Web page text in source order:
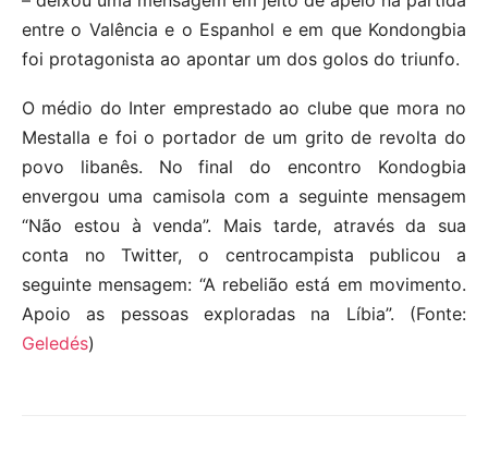
entre o Valência e o Espanhol e em que Kondongbia
foi protagonista ao apontar um dos golos do triunfo.
O médio do Inter emprestado ao clube que mora no
Mestalla e foi o portador de um grito de revolta do
povo libanês. No final do encontro Kondogbia
envergou uma camisola com a seguinte mensagem
“Não estou à venda”. Mais tarde, através da sua
conta no Twitter, o centrocampista publicou a
seguinte mensagem: “A rebelião está em movimento.
Apoio as pessoas exploradas na Líbia”. (Fonte:
Geledés)